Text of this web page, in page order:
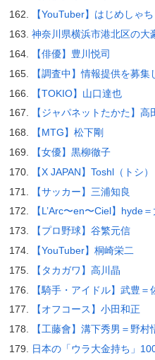
【YouTuber】はじめしゃ
神奈川県横浜市港北区の大
【俳優】豊川悦司
【調査中】情報提供を募
【TOKIO】山口達也
【ジャパネットたかた】高
【MTG】松下剛
【女優】黒柳徹子
【X JAPAN】Toshl（トシ）
【サッカー】三浦知良
【L’Arc〜en〜Ciel】hyde
【プロ野球】谷繁元信
【YouTuber】桐崎栄二
【タカガワ】高川晶
【騎手・アイドル】武豊＝
【オフコース】小田和正
【工藤會】溝下秀男＝野村
日本の「ウラ大金持ち」